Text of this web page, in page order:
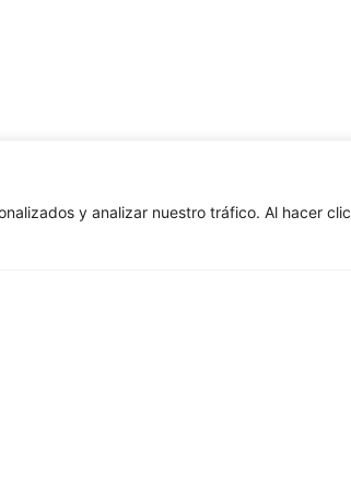
y analizar nuestro tráfico. Al hacer clic